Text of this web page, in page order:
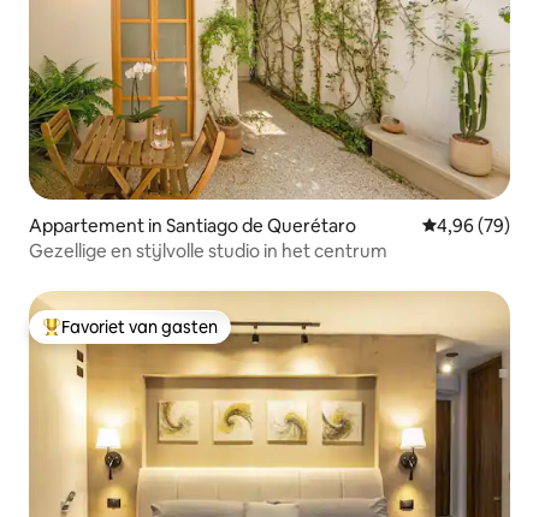
Appartement in Santiago de Querétaro Gemiddelde
4,96 (79)
Gezellige en stijlvolle studio in het centrum
Topfavoriet van gasten
Favoriet van gasten